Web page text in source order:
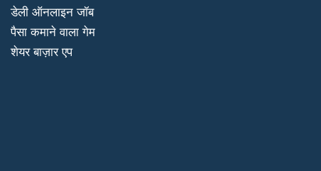
डेली ऑनलाइन जॉब
पैसा कमाने वाला गेम
शेयर बाज़ार एप